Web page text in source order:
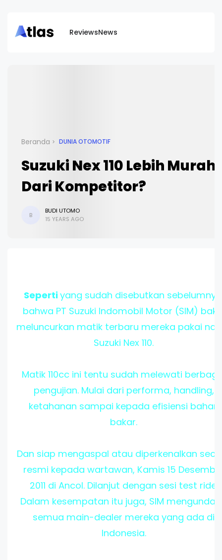
ReviewsNews
Beranda DUNIA OTOMOTIF
Suzuki Nex 110 Lebih Murah
Dari Kompetitor?
B
BUDI UTOMO
15 YEARS AGO
Sepertiyang sudah disebutkan
bahwa PT Suzuki Indomobil Motor (SIM)
meluncurkan matik terbaru mereka pakai
Suzuki Nex 110.
Matik 110cc ini tentu sudah melewati
pengujian. Mulai dari performa, handling,
ketahanan sampai kepada efisiensi bahan
bakar.
Dan siap mengaspal atau diperkenalkan
resmi kepada wartawan, Kamis 15
2011 di Ancol. Dilanjut dengan sesi test ride.
Dalam kesempatan itu juga, SIM
semua main-dealer mereka yang ada di
Indonesia.